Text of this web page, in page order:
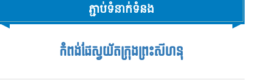
ភ្ជាប់ទំនាក់ទំនង
កំពង់ផែស្វយ័តក្រុងព្រះសីហនុ